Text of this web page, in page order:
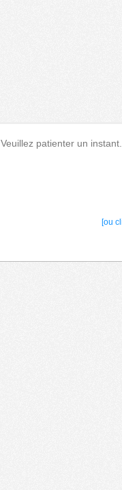
Veuillez patienter un
[ou